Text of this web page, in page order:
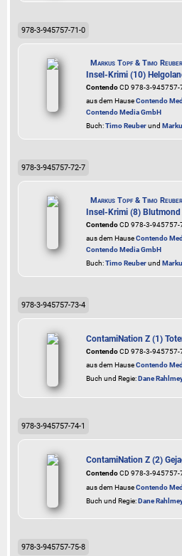
978-3-945757-71-0
Markus Topf & Timo Reuber
Insel-Krimi (10)
ContendoCD 978-3-945757-
aus dem HauseContendo
Contendo Media GmbH
Buch:Timo Reuberund
978-3-945757-72-7
Markus Topf & Timo Reuber
Insel-Krimi (8)
ContendoCD 978-3-945757-
aus dem HauseContendo
Contendo Media GmbH
Buch:Timo Reuberund
978-3-945757-73-4
ContamiNation Z (1)
ContendoCD 978-3-945757-
aus dem HauseContendo
Buch und Regie:Dane
978-3-945757-74-1
ContamiNation Z (2)
ContendoCD 978-3-945757-
aus dem HauseContendo
Buch und Regie:Dane
978-3-945757-75-8